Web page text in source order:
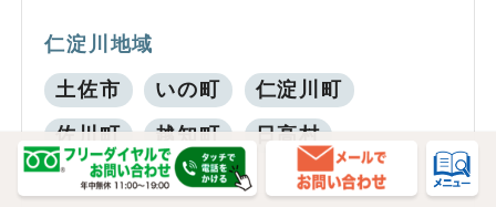
仁淀川地域
土佐市 いの町 仁淀川町
佐川町 越知町 日高村